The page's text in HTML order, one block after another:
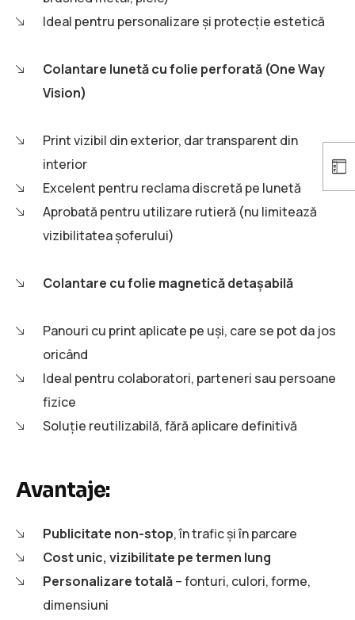
Ideal pentru personalizare și protecție estetică
Colantare lunetă cu folie perforată (One Way
Vision)
Print vizibil din exterior, dar transparent din
interior
Excelent pentru reclama discretă pe lunetă
Aprobată pentru utilizare rutieră (nu limitează
vizibilitatea șoferului)
Colantare cu folie magnetică detașabilă
Panouri cu print aplicate pe uși, care se pot da jos
oricând
Ideal pentru colaboratori, parteneri sau persoane
fizice
Soluție reutilizabilă, fără aplicare definitivă
Avantaje:
Publicitate non-stop, în trafic și în parcare
Cost unic, vizibilitate pe termen lung
Personalizare totală– fonturi, culori, forme,
dimensiuni